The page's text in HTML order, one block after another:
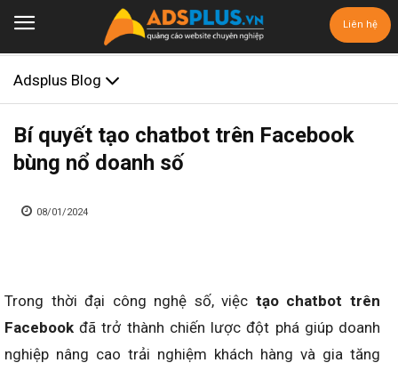
Liên hệ
Adsplus Blog
Bí quyết tạo chatbot trên Facebook
bùng nổ doanh số
08/01/2024
Trong thời đại công nghệ số, việc tạo chatbot trên
Facebook đã trở thành chiến lược đột phá giúp doanh
nghiệp nâng cao trải nghiệm khách hàng và gia tăng